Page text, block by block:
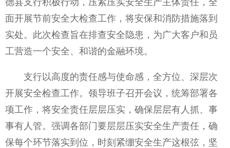
德县支行积极行动，压紧压实安全生产主体责任，全
面开展节前安全大检查工作，将安保和消防措施落到
实处。此次检查旨在排查安全隐患，为广大客户和员
工营造一个安全、和谐的金融环境。
支行以高度的责任感与使命感，全方位、深层次
开展安全检查工作。 领导班子召开会议，统筹部署各
项工作，将安全责任层层压实，确保层层有人抓、事
事有人管。强调各部门要层层压实安全生产责任，确
保每个环节落实到位，时刻紧绷安全生产这根弦，坚